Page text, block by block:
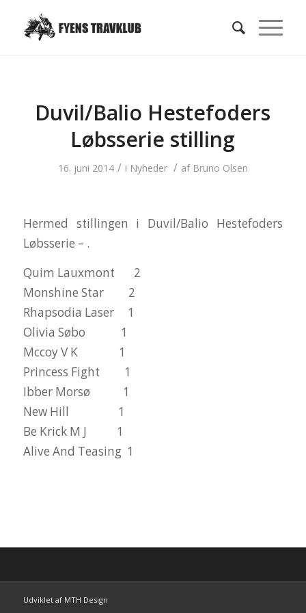
Duvil/Balio Hestefoders
Løbsserie stilling
16. juni 2014 / i Nyheder / af Bruno Olsen
Hermed stillingen i Duvil/Balio Hestefoders
Løbsserie – .
Quim Lauxmont 2
Monshine Star 2
Rhapsodia Laser 1
Olivia Søbo 1
Mccoy V K 1
Princess Fight 1
Ibber Morsø 1
New Hill 1
Be Krick M J 1
Alive And Teasing 1
Udviklet af MTH Design